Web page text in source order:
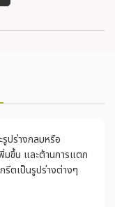
ปร่างกลมหรือ
มขึ้น และต้านการแตก
รีตเป็นรูปร่างต่างๆ